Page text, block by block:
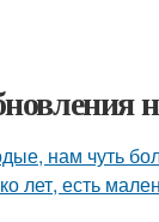
нам чуть
лет, есть